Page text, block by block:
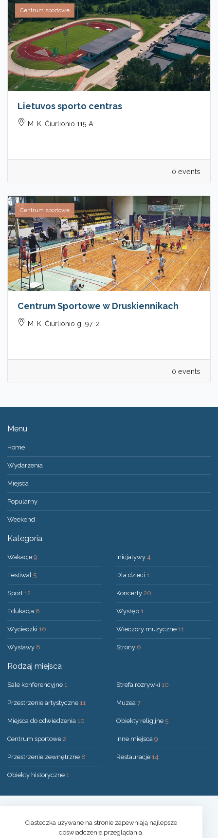
Centrum sportowe
Lietuvos sporto centras
M. K. Čiurlionio 115 A
0 events
Centrum sportowe
Centrum Sportowe w Druskiennikach
M. K. Čiurlionio g. 97-2
0 events
Menu
Home
Wydarzenia
Miejsca
Popularny
Weekend
Kategoria
Wakacje 9
Festiwal 5
Sport 12
Edukacja 8
Wycieczki 16
Wystawy 8
Inicjatywy 4
Dla dzieci 1
Koncerty 20
Występ 1
Wieczory muzyczne 11
Strony 6
Rodzaj miejsca
Sale konferencyjne 1
Przestrzenie artystyczne 11
Miejsca do odwiedzenia 10
Centrum sportowe 2
Przestrzenie zewnętrzne 8
Obiekty historyczne 1
Strefa rozrywki 10
Muzea 7
Obiekty religijne 5
Inne miejsca 9
Restauracje 14
Ciasteczka używane na stronie zapewniają najlepsze
doświadczenie przeglądania.